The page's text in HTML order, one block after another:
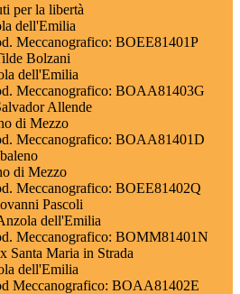
per la libertà
dell'Emilia
Meccanografico: BOEE81401P
Bolzani
dell'Emilia
Meccanografico: BOAA81403G
Allende
di Mezzo
Meccanografico: BOAA81401D
di Mezzo
Meccanografico: BOEE81402Q
Pascoli
dell'Emilia
Meccanografico: BOMM81401N
Santa Maria in Strada
dell'Emilia
Meccanografico: BOAA81402E